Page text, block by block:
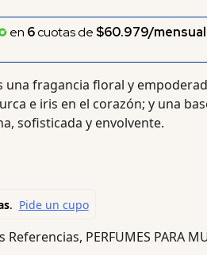
en 6cuotas de $60.979/
una fragancia floral y
e iris en el corazón; y una
sofisticada y envolvente.
Referencias, PERFUMES PARA